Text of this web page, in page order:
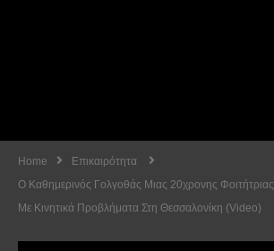
Home
Επικαιρότητα
Ο Καθημερινός Γολγοθάς Μιας 20χρονης Φοιτήτριας
Με Κινητικά Προβλήματα Στη Θεσσαλονίκη (video)